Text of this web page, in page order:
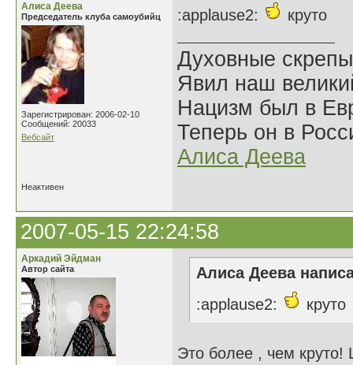
Алиса Деева
Председатель клуба самоубийц
Зарегистрирован: 2006-02-10
Сообщений: 20033
Вебсайт
:applause2: круто
Духовные
Явил наш
Нацизм был в
Теперь он в
Алиса Деева
Неактивен
2007-05-15 22:24:58
Аркадий Эйдман
Автор сайта
Алиса Деева
:applause2:
круто
Это более , чем